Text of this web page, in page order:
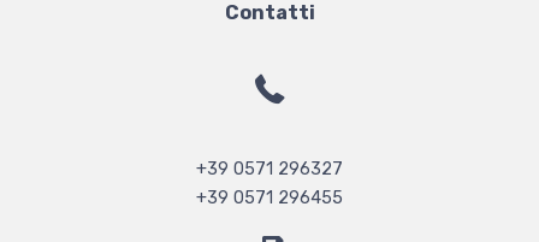
Contatti
+39 0571 296327
+39 0571 296455